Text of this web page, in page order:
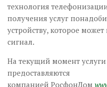
технология
получения услуг
устройству, которое
сигнал.
На текущий момент
предоставляются
компанией РосфонДом